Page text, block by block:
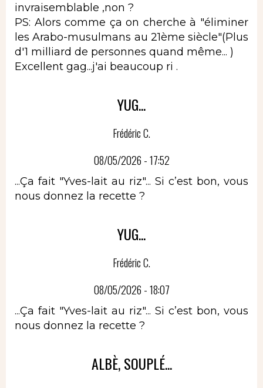
invraisemblable ,non ?
PS: Alors comme ça on cherche à "éliminer
les Arabo-musulmans au 21ème siècle"(Plus
d'1 milliard de personnes quand même... )
Excellent gag...j'ai beaucoup ri .
YUG...
Frédéric C.
08/05/2026 - 17:52
...Ça fait "Yves-lait au riz"... Si c’est bon, vous
nous donnez la recette ?
YUG...
Frédéric C.
08/05/2026 - 18:07
...Ça fait "Yves-lait au riz"... Si c’est bon, vous
nous donnez la recette ?
ALBÈ, SOUPLÉ...